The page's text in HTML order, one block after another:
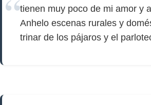
tienen muy poco de mi amor y
Anhelo escenas rurales y
trinar de los pájaros y el